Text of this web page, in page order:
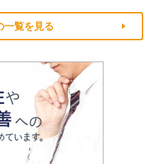
一覧を見る